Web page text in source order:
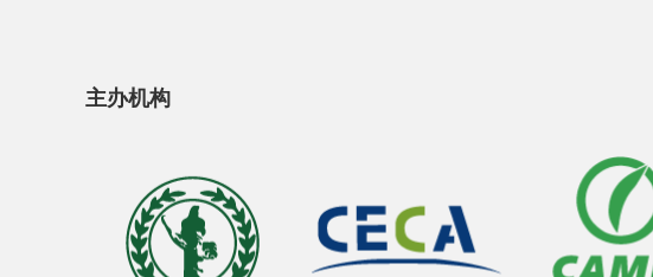
主办机构